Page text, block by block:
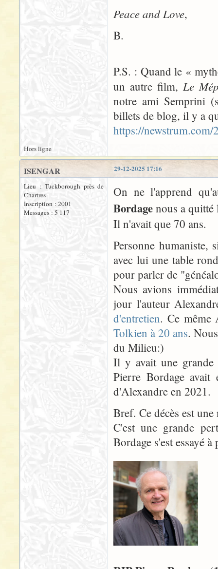
Peace and Love,
B.
P.S. : Quand le «
un autre film, Le
notre ami Semprini
billets de blog, il y a
https://
Hors ligne
29-12-2025 17:16
ISENGAR
Lieu : Tuckborough près de
Chartres
Inscription : 2001
Messages : 5 117
On ne l'apprend
Bordage nous a quitté
Il n'avait que 70 ans.
Personne humaniste,
avec lui une table
pour parler de
Nous avions
jour l'auteur
d'entretien. Ce même
Tolkien à 20 ans.
du Milieu:)
Il y avait une grande
Pierre Bordage avait
d'Alexandre en 2021.
Bref. Ce décès est
C'est une grande
Bordage s'est essayé